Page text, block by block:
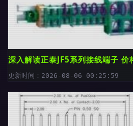
深入解读正泰JF5系列接线端子
更新时间：2026-08-06 00:25:59